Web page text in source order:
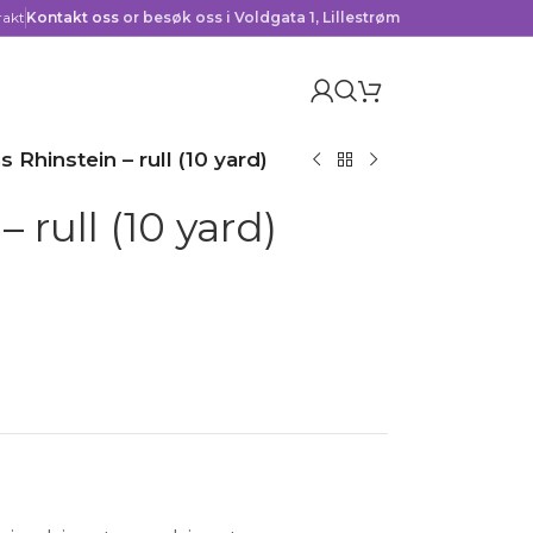
Kontakt oss or besøk oss i Voldgata 1, Lillestrøm
Rhinstein – rull (10 yard)
rull (10 yard)